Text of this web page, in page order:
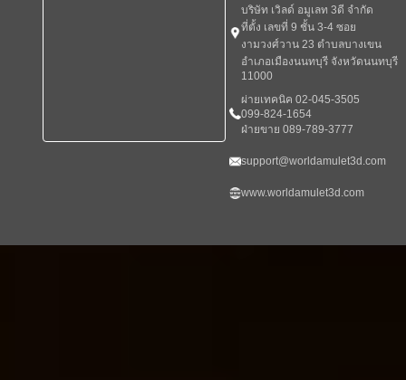
บริษัท เวิลด์ อมูเลท 3ดี จำกัด
ที่ตั้ง เลขที่ 9 ชั้น 3-4 ซอย
งามวงศ์วาน 23 ตำบลบางเขน
อำเภอเมืองนนทบุรี จังหวัดนนทบุรี
11000
ผ่ายเทคนิค 02-045-3505
099-824-1654
ฝ่ายขาย 089-789-3777
support@worldamulet3d.com
www.worldamulet3d.com